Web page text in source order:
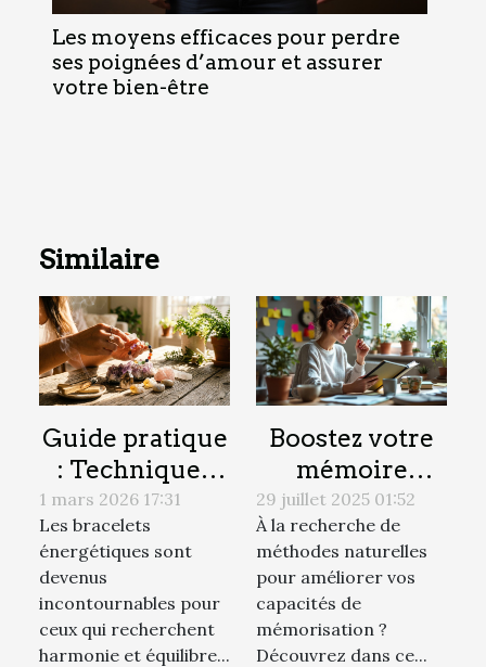
Les moyens efficaces pour perdre
ses poignées d’amour et assurer
votre bien-être
Similaire
Guide pratique
: Techniques
avancées pour
nettoyer et
recharger vos
bracelets
énergétiques
1 mars 2026 17:31
Les bracelets
énergétiques sont
devenus
incontournables pour
ceux qui recherchent
harmonie et équilibre...
Boostez votre
mémoire
naturellement :
techniques et
astuces
efficaces
29 juillet 2025 01:52
À la recherche de
méthodes naturelles
pour améliorer vos
capacités de
mémorisation ?
Découvrez dans ce...